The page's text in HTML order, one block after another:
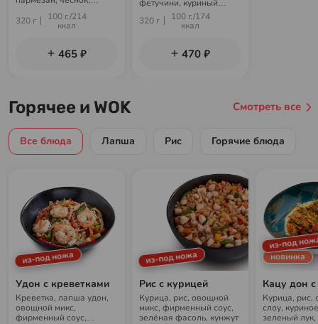
320 г
100 г./214
ккал
465 ₽
фетучини, куриный
бульон, сыр пармезан,
чеснок, сливки
320 г
100 г./174
ккал
470 ₽
Горячее и WOK Смотреть все
Все блюда Лапша Рис Горячие блюда
из-под ножа
Удон с креветками
Креветка, лапша удон,
овощной микс,
фирменный соус,
из-под ножа
Рис с курицей
Курица, рис, овощной
микс, фирменный соус,
зелёная фасоль, кунжут
из-под
новинка
Кацу дон
Курица, рис,
слоу,
зеленый лук,